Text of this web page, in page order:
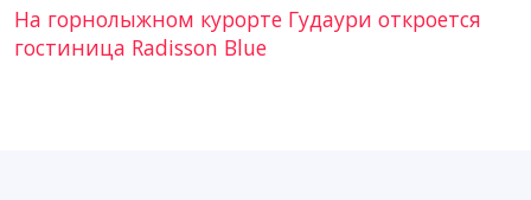
На горнолыжном курорте Гудаури откроется
гостиница Radisson Blue